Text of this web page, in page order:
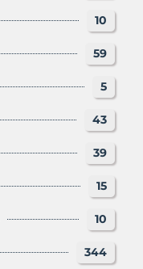
10
59
5
43
39
15
10
344